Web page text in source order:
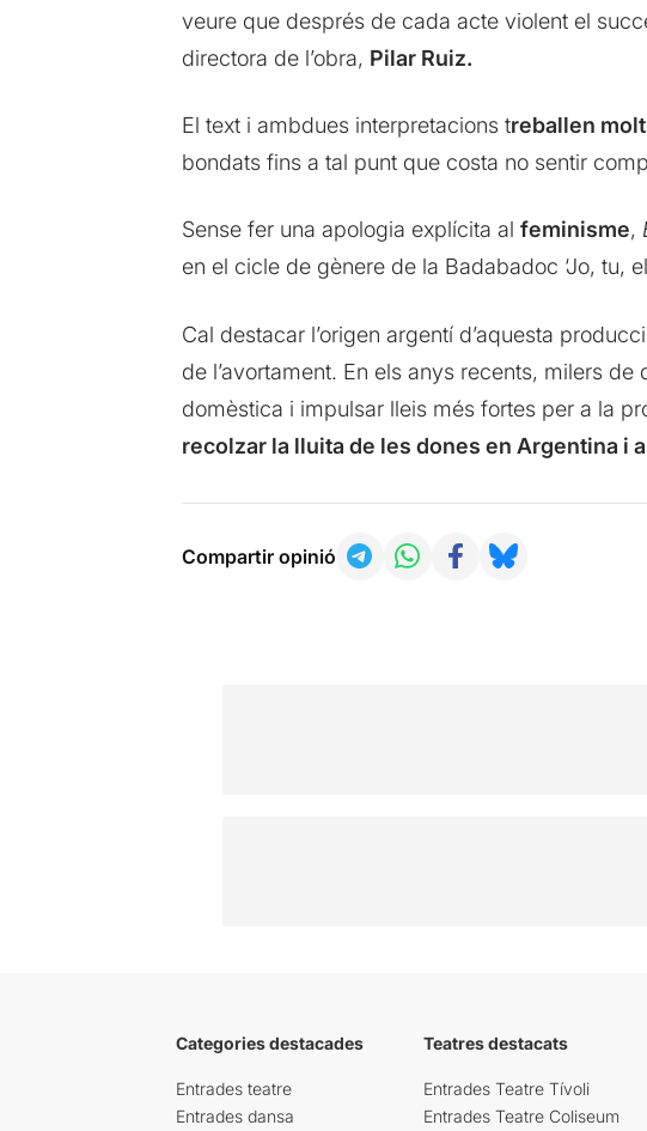
veure que després de cada acte violent el
directora de l’obra, Pilar Ruiz.
El text i ambdues interpretacions treballen
bondats fins a tal punt que costa no sentir
Sense fer una apologia explícita al feminisme,
en el cicle de gènere de la Badabadoc ‘Jo, tu,
Cal destacar l’origen argentí d’aquesta
de l’avortament. En els anys recents, milers
domèstica i impulsar lleis més fortes per a la
recolzar la lluita de les dones en Argentina i
Compartir opinió
Categories destacades
Entrades teatre
Entrades dansa
Teatres destacats
Entrades Teatre Tívoli
Entrades Teatre Coliseum